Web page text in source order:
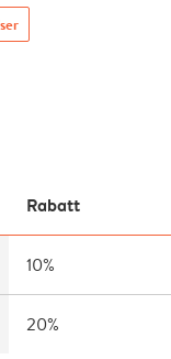
Rabatt
10%
20%